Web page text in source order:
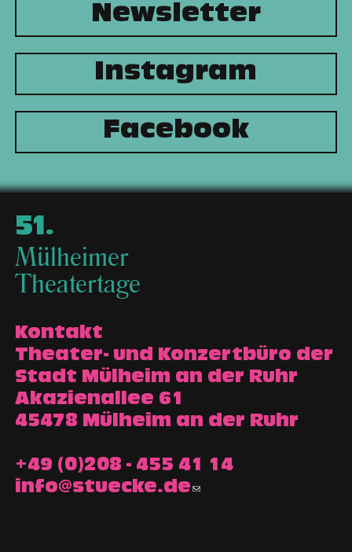
Newsletter
Instagram
Facebook
51.
Mülheimer
Theatertage
Kontakt
Theater- und Konzertbüro der
Stadt Mülheim an der Ruhr
Akazienallee 61
45478 Mülheim an der Ruhr
+49 (0)208 - 455 41 14
info@stuecke.de